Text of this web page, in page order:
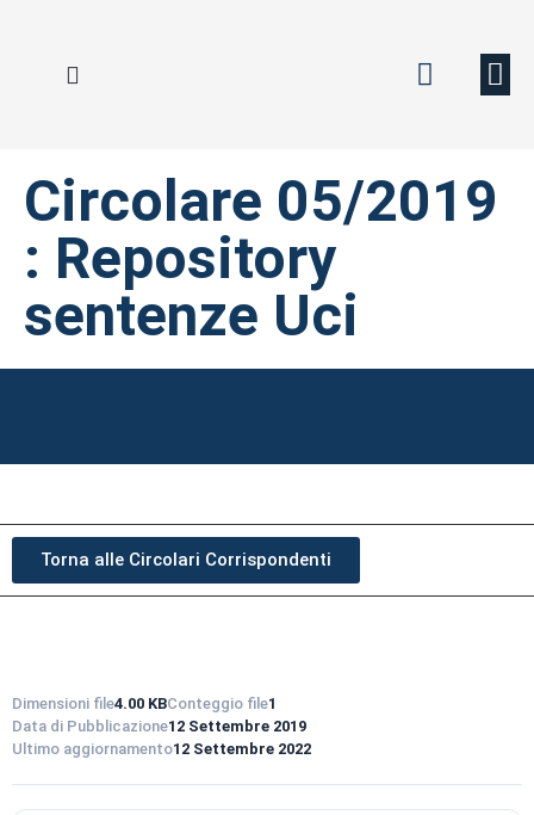
Circolare 05/2019
: Repository
sentenze Uci
Torna alle Circolari Corrispondenti
Dimensioni file4.00 KBConteggio file1
Data di Pubblicazione12 Settembre 2019
Ultimo aggiornamento12 Settembre 2022